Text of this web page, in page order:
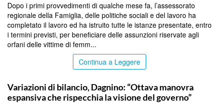
Dopo i primi provvedimenti di qualche mese fa, l’assessorato
regionale della Famiglia, delle politiche sociali e del lavoro ha
completato il lavoro ed ha istruito tutte le istanze presentate, entro
i termini previsti, per beneficiare delle assunzioni riservate agli
orfani delle vittime di femm...
Continua a Leggere
Variazioni di bilancio, Dagnino: “Ottava manovra
espansiva che rispecchia la visione del governo”